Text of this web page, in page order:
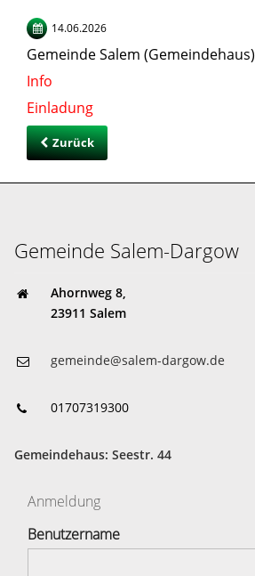
14.06.2026
Gemeinde Salem (Gemeindehaus)
Info
Einladung
Zurück
Gemeinde Salem-Dargow
Ahornweg 8,
23911 Salem
gemeinde@salem-dargow.de
01707319300
Gemeindehaus: Seestr. 44
Anmeldung
Benutzername